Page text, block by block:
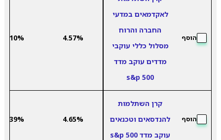
הוסף
לאקדמאים במדעי
החברה והרוח
מסלול כללי עוקבי
מדדים עוקב מדד
s&p 500
4.57%
2.10%
הוסף
קרן השתלמות
להנדסאים וטכנאים
עוקב מדד s&p 500
4.65%
1.39%